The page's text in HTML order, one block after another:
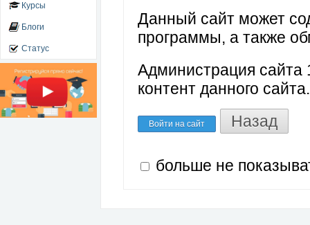
Курсы
Блоги
Статус
Данный сайт может
программы, а также
Администрация сайта
контент данного сайта.
Войти на сайт Назад
больше не